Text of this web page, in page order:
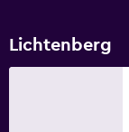
Lichtenberg